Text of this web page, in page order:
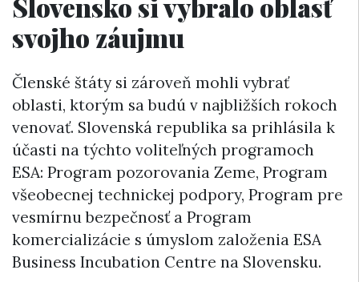
Slovensko si vybralo oblasť
svojho záujmu
Členské štáty si zároveň mohli vybrať
oblasti, ktorým sa budú v najbližších rokoch
venovať. Slovenská republika sa prihlásila k
účasti na týchto voliteľných programoch
ESA: Program pozorovania Zeme, Program
všeobecnej technickej podpory, Program pre
vesmírnu bezpečnosť a Program
komercializácie s úmyslom založenia ESA
Business Incubation Centre na Slovensku.